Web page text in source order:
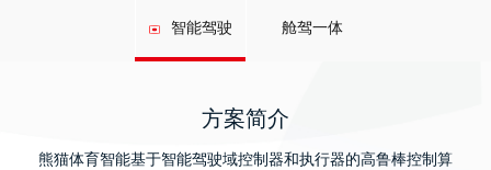
智能驾驶 舱驾一体
方案简介
熊猫体育智能基于智能驾驶域控制器和执行器的高鲁棒控制算